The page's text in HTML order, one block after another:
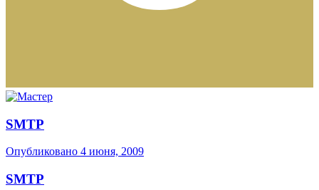
SMTP
Опубликовано 4 июня, 2009
SMTP